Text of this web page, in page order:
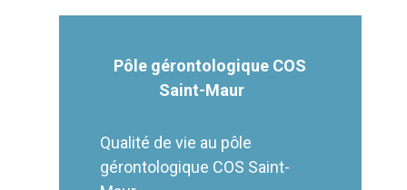
Pôle gérontologique COS
Saint-Maur
Qualité de vie au pôle
gérontologique COS Saint-